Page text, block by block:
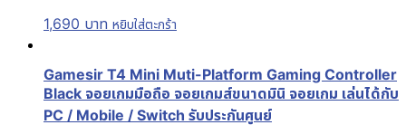
1,690 บาท หยิบใส่ตะกร้า
Gamesir T4 Mini Muti-Platform Gaming Controller
Black จอยเกมมือถือ จอยเกมส์ขนาดมินิ จอยเกม เล่นได้กับ
PC / Mobile / Switch รับประกันศูนย์